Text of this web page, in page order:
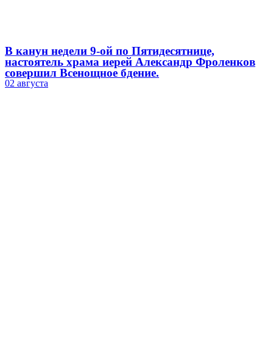
В канун недели 9-ой по Пятидесятнице,
настоятель храма иерей Александр Фроленков
совершил Всенощное бдение.
02 августа